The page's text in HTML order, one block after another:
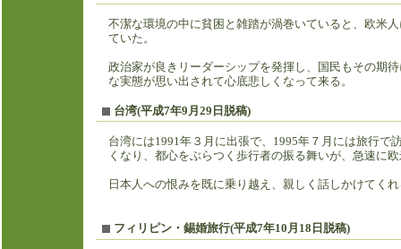
不潔な環境の中に貧困と雑踏が渦巻いていると、欧米
ていた。
政治家が良きリーダーシップを発揮し、国民もその期
な実態が思い出されて心底悲しくなって来る。
台湾(平成7年9月29日脱稿)
台湾には1991年３月に出張で、1995年７月には旅行
くなり、都心をぶらつく歩行者の振る舞いが、急速に
日本人への恨みを既に乗り越え、親しく話しかけてく
フィ リピン・錫婚旅行(平成7年10月18日脱稿)